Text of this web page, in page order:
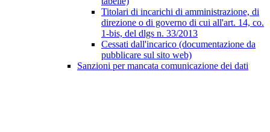
Titolari di incarichi di amministrazione, di
direzione o di governo di cui all'art. 14, co.
1-bis, del dlgs n. 33/2013
Cessati dall'incarico (documentazione da
pubblicare sul sito web)
Sanzioni per mancata comunicazione dei dati